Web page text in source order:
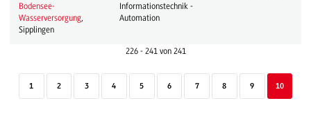
Bodensee-
Wasserversorgung,
Sipplingen
Informationstechnik -
Automation
226 - 241 von 241
1 2 3 4 5 6 7 8 9 10